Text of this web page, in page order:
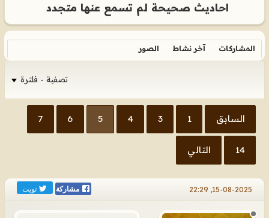
احاديث صحيحة لم تسمع عنها متجدد
المشاركات آخر نشاط الصور
تصفية - فلترة
السابق 1
3
4
5
6
7
14 التالي
15-08-2025, 22:29 مشاركة تويت